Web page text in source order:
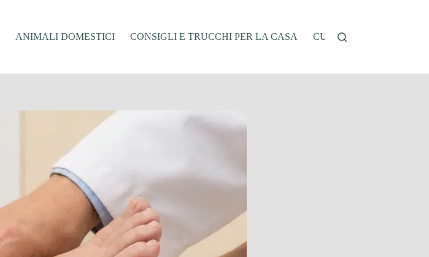
ANIMALI DOMESTICI CONSIGLI E TRUCCHI PER LA CASA CUCINA E RICETTE